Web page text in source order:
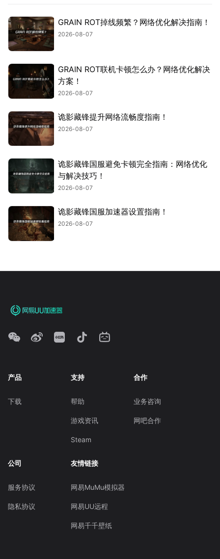
GRAIN ROT掉线频繁？网络优化解决指南！
2026-08-07
GRAIN ROT联机卡顿怎么办？网络优化解决
方案！
2026-08-07
诡影藏锋提升网络流畅度指南！
2026-08-07
诡影藏锋国服避免卡顿完全指南：网络优化
与解决技巧！
2026-08-07
诡影藏锋国服加速器设置指南！
2026-08-07
产品
下载
支持
帮助
游戏资讯
Steam
合作
业务咨询
网吧合作
公司
服务协议
隐私协议
友情链接
网易MuMu模拟器
网易UU远程
网易千千壁纸